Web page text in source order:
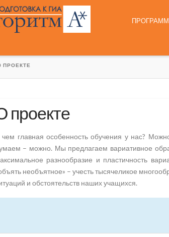
ПРОЕКТЕ
проекте
чем главная особенность обучения у нас?
– можно. Мы предлагаем вариативное
разнообразие и пластичность
необъятное» – учесть тысячеликое
и обстоятельств наших учащихся.